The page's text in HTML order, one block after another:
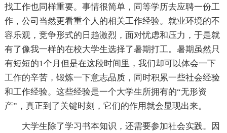
找工作也同样重要。事情很简单，同等学历去应聘一份工
作，公司当然更看重个人的相关工作经验。就业环境的不
容乐观，竞争形式的日趋激烈，面对忧虑和压力，于是就
有了像我一样的在校大学生选择了暑期打工。暑期虽然只
有短短的1个月但是在这段时间里，我们却可以体会一下
工作的辛苦，锻炼一下意志品质，同时积累一些社会经验
和工作经验。这些经验是一个大学生所拥有的“无形资
产”，真正到了关键时刻，它们的作用就会显现出来。
大学生除了学习书本知识，还需要参加社会实践。因